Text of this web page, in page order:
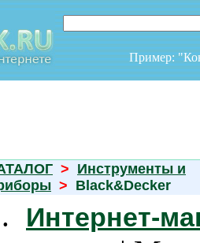
Пример:
> Инструменты и
> Black&Decker
Интернет-